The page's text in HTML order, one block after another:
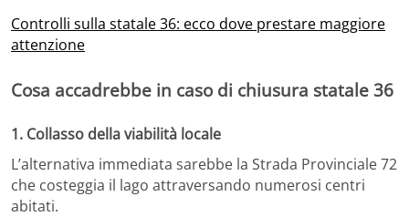
Controlli sulla statale 36: ecco dove prestare maggiore
attenzione
Cosa accadrebbe in caso di chiusura statale 36
1. Collasso della viabilità locale
L’alternativa immediata sarebbe la Strada Provinciale 72
che costeggia il lago attraversando numerosi centri
abitati.